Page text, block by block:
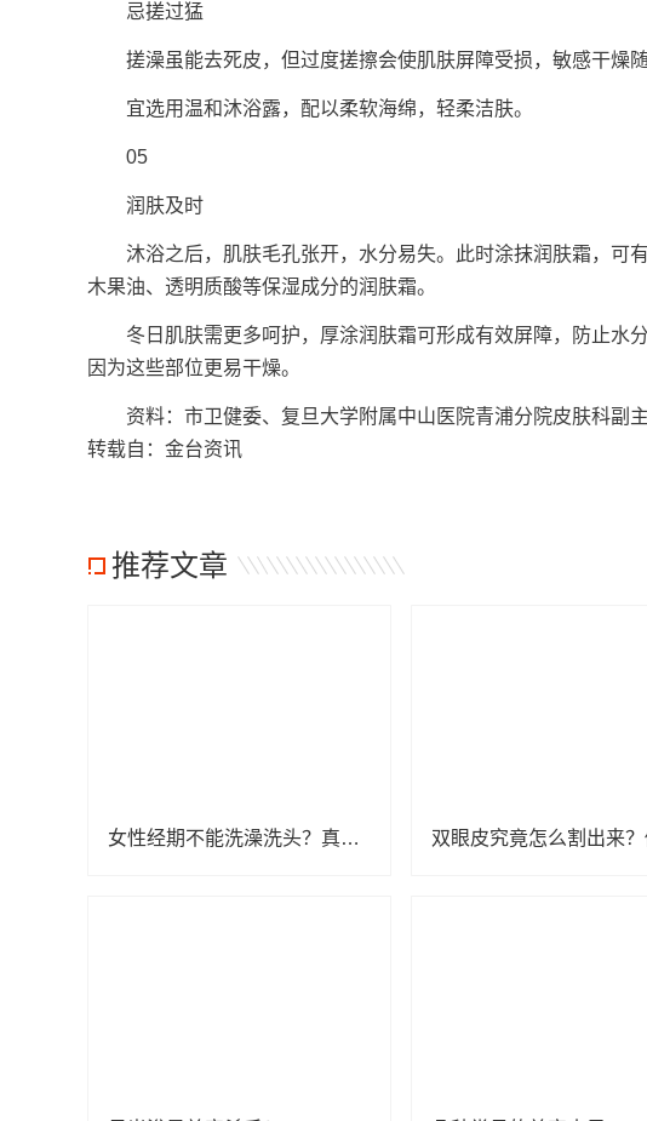
忌搓过猛
搓澡虽能去死皮，但过度搓擦会使肌肤屏障受损，敏感干燥随
宜选用温和沐浴露，配以柔软海绵，轻柔洁肤。
05
润肤及时
沐浴之后，肌肤毛孔张开，水分易失。此时涂抹润肤霜，可
木果油、透明质酸等保湿成分的润肤霜。
冬日肌肤需更多呵护，厚涂润肤霜可形成有效屏障，防止水分
因为这些部位更易干燥。
资料：市卫健委、复旦大学附属中山医院青浦分院皮肤科副
转载自：金台资讯
推荐文章
女性经期不能洗澡洗头？真相来了